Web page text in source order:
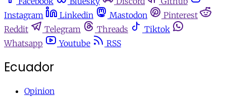
Instagram
Linkedin Mastodon
Pinterest
Reddit
Telegram Threads
Tiktok
Whatsapp
Youtube RSS
Ecuador
Opinion